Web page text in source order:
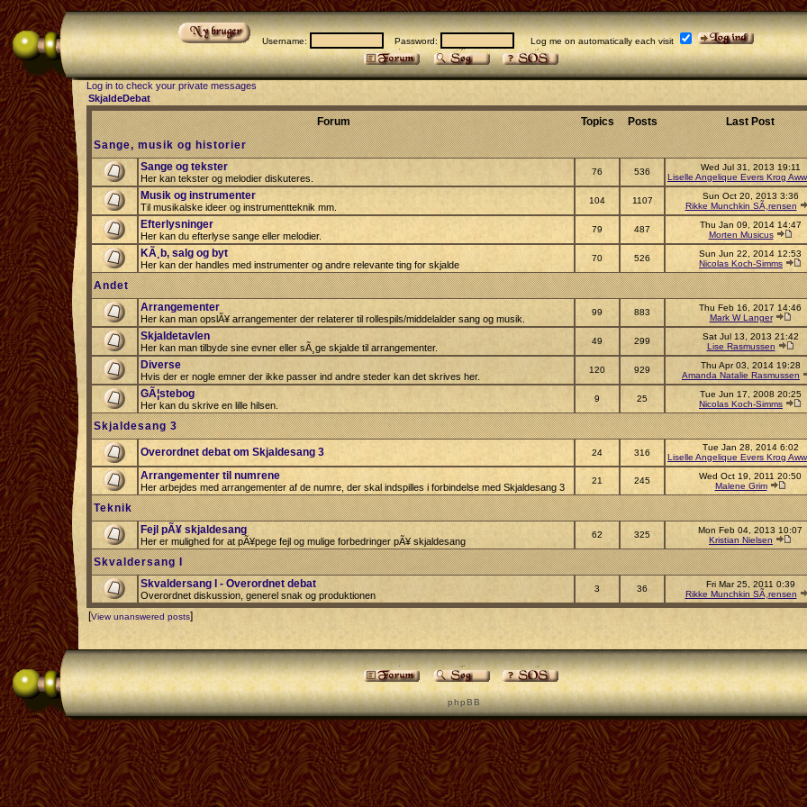
Username: Password: Log me on automatically each visit
Log in to check your private messages
SkjaldeDebat
Forum Topics Posts
Last Post
Sange, musik og historier
Sange og tekster
Her kan tekster og melodier diskuteres.
76 536
Wed Jul 31, 2013 19:11
Liselle Angelique Evers Krog
Musik og instrumenter
Til musikalske ideer og instrumentteknik mm.
104 1107
Sun Oct 20, 2013 3:36
Rikke Munchkin SÃ¸rensen
Efterlysninger
Her kan du efterlyse sange eller melodier.
79 487
Thu Jan 09, 2014 14:47
Morten Musicus
KÃ¸b, salg og byt
Her kan der handles med instrumenter og andre relevante ting for skjalde
70 526
Sun Jun 22, 2014 12:53
Nicolas Koch-Simms
Andet
Arrangementer
Her kan man opslÃ¥ arrangementer der relaterer til rollespils/middelalder sang og musik.
99 883
Thu Feb 16, 2017 14:46
Mark W Langer
Skjaldetavlen
Her kan man tilbyde sine evner eller sÃ¸ge skjalde til arrangementer.
49 299
Sat Jul 13, 2013 21:42
Lise Rasmussen
Diverse
Hvis der er nogle emner der ikke passer ind andre steder kan det skrives her.
120 929
Thu Apr 03, 2014 19:28
Amanda Natalie Rasmussen
GÃ¦stebog
Her kan du skrive en lille hilsen.
9 25
Tue Jun 17, 2008 20:25
Nicolas Koch-Simms
Skjaldesang 3
Overordnet debat om Skjaldesang 3 24 316
Tue Jan 28, 2014 6:02
Liselle Angelique Evers Krog
Arrangementer til numrene
Her arbejdes med arrangementer af de numre, der skal indspilles i forbindelse med Skjaldesang 3
21 245
Wed Oct 19, 2011 20:50
Malene Grim
Teknik
Fejl pÃ¥ skjaldesang
Her er mulighed for at pÃ¥pege fejl og mulige forbedringer pÃ¥ skjaldesang
62 325
Mon Feb 04, 2013 10:07
Kristian Nielsen
Skvaldersang I
Skvaldersang I - Overordnet debat
Overordnet diskussion, generel snak og produktionen
3 36
Fri Mar 25, 2011 0:39
Rikke Munchkin SÃ¸rensen
[View unanswered posts]
p h p B B